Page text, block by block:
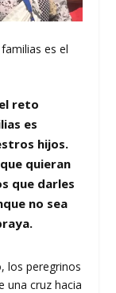
es el
reto
es
hijos.
quieran
que darles
no sea
los peregrinos
una cruz hacia